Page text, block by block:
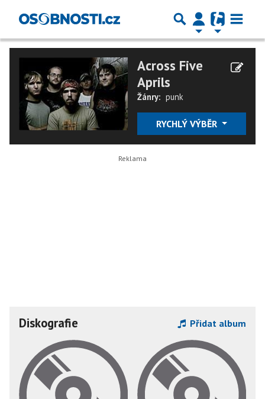
Across Five
Aprils
Žánry: punk
RYCHLÝ VÝBĚR
Diskografie Přidat album